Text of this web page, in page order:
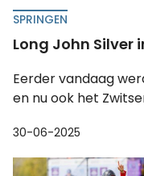
SPRINGEN
Long John Silver
Eerder vandaag
en nu ook het
30-06-2025